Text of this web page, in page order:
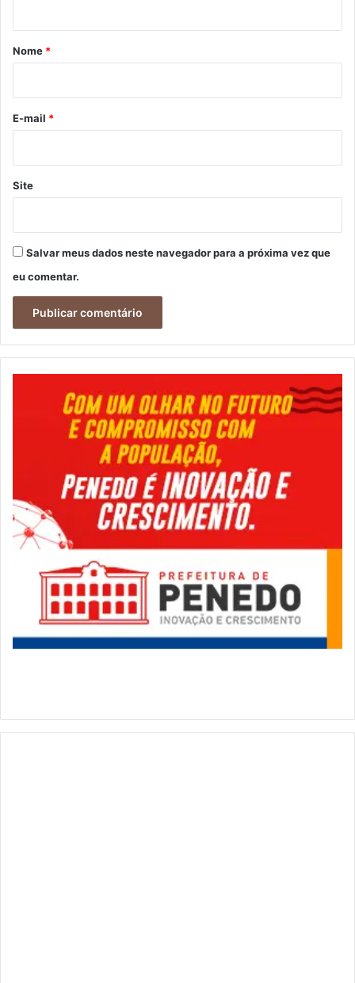
r
*
Nome *
E-mail *
Site
Salvar meus dados neste navegador para a próxima vez que
eu comentar.